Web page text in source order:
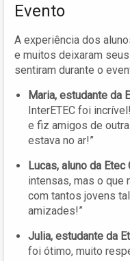
Evento
A experiência dos
e muitos deixaram
sentiram durante o
Maria, estudante da
InterETEC foi
e fiz amigos de
estava no ar!”
Lucas, aluno da Etec
intensas, mas o
com tantos jovens
amizades!”
Julia, estudante da
foi ótimo, muito